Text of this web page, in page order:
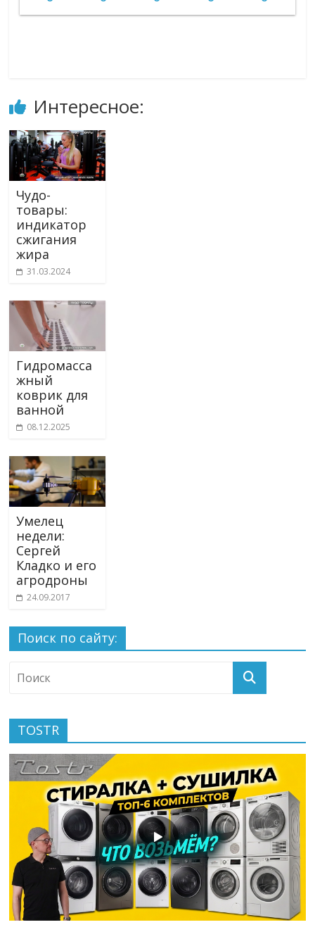
Интересное:
Чудо-
товары:
индикатор
сжигания
жира
31.03.2024
Гидромасса
жный
коврик для
ванной
08.12.2025
Умелец
недели:
Сергей
Кладко и его
агродроны
24.09.2017
Поиск по сайту:
TOSTR